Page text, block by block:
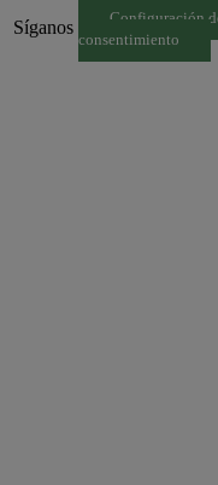
Síganos
Configuración
consentimiento